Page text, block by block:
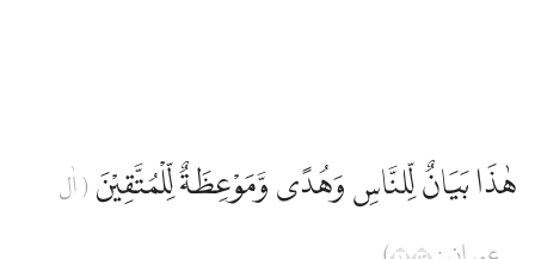
هٰذَا بَيَانٌ لِّلنَّاسِ وَهُدًى وَّمَوْعِظَةٌ لِّلْمُتَّقِيْنَ ( اٰل